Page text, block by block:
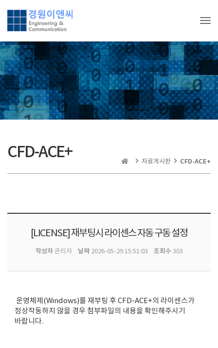
CFD-ACE+ 자료게시판 CFD-ACE+
[LICENSE] 재부팅시 라이센스 자동 구동 설정
작성자관리자 날짜2026-05-29 15:51:03 조회수 303
운영체제(Windows)를 재부팅 후 CFD-ACE+의 라이센스가
정상작동하지 않을 경우 첨부파일의 내용을 확인해주시기
바랍니다.